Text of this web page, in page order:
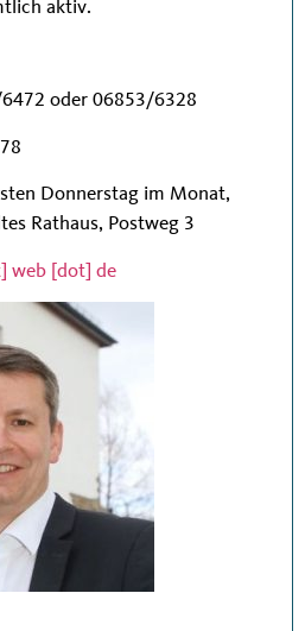
aktiv.
oder 06853/6328
Donnerstag im Monat,
Rathaus, Postweg 3
web [dot] de